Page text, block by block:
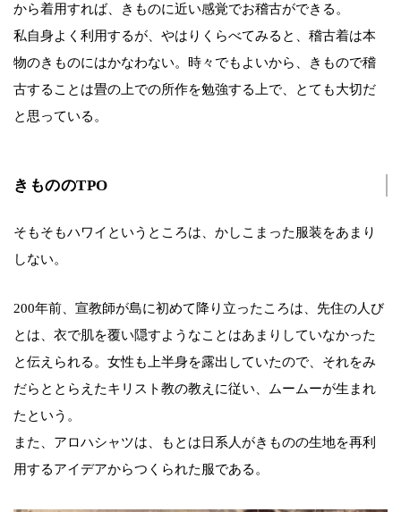
から着用すれば、きものに近い感覚でお稽古ができる。
私自身よく利用するが、やはりくらべてみると、稽古着は本
物のきものにはかなわない。時々でもよいから、きもので稽
古することは畳の上での所作を勉強する上で、とても大切だ
と思っている。
きもののTPO
そもそもハワイというところは、かしこまった服装をあまり
しない。
200年前、宣教師が島に初めて降り立ったころは、先住の人び
とは、衣で肌を覆い隠すようなことはあまりしていなかった
と伝えられる。女性も上半身を露出していたので、それをみ
だらととらえたキリスト教の教えに従い、ムームーが生まれ
たという。
また、アロハシャツは、もとは日系人がきものの生地を再利
用するアイデアからつくられた服である。